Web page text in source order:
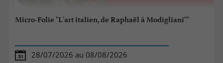
Micro-Folie "L'art italien, de Raphaël à Modigliani""
28/07/2026 au 08/08/2026